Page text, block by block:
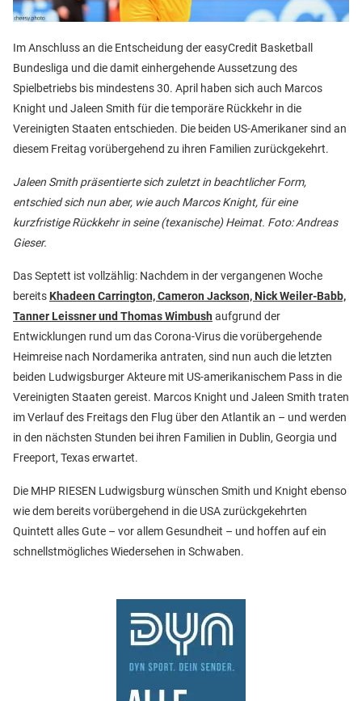
Im Anschluss an die Entscheidung der easyCredit Basketball
Bundesliga und die damit einhergehende Aussetzung des
Spielbetriebs bis mindestens 30. April haben sich auch Marcos
Knight und Jaleen Smith für die temporäre Rückkehr in die
Vereinigten Staaten entschieden. Die beiden US-Amerikaner sind an
diesem Freitag vorübergehend zu ihren Familien zurückgekehrt.
Jaleen Smith präsentierte sich zuletzt in beachtlicher Form,
entschied sich nun aber, wie auch Marcos Knight, für eine
kurzfristige Rückkehr in seine (texanische) Heimat. Foto: Andreas
Gieser.
Das Septett ist vollzählig: Nachdem in der vergangenen Woche
bereits Khadeen Carrington, Cameron Jackson, Nick Weiler-Babb,
Tanner Leissner und Thomas Wimbush aufgrund der
Entwicklungen rund um das Corona-Virus die vorübergehende
Heimreise nach Nordamerika antraten, sind nun auch die letzten
beiden Ludwigsburger Akteure mit US-amerikanischem Pass in die
Vereinigten Staaten gereist. Marcos Knight und Jaleen Smith traten
im Verlauf des Freitags den Flug über den Atlantik an – und werden
in den nächsten Stunden bei ihren Familien in Dublin, Georgia und
Freeport, Texas erwartet.
Die MHP RIESEN Ludwigsburg wünschen Smith und Knight ebenso
wie dem bereits vorübergehend in die USA zurückgekehrten
Quintett alles Gute – vor allem Gesundheit – und hoffen auf ein
schnellstmögliches Wiedersehen in Schwaben.